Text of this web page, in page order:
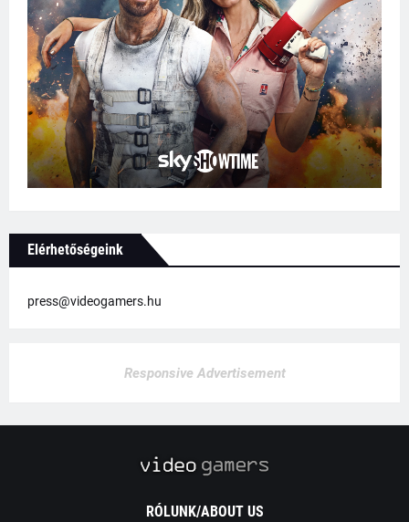
Elérhetőségeink
press@videogamers.hu
Responsive Advertisement
RÓLUNK/ABOUT US